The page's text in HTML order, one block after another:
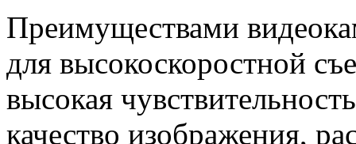
Преимуществами
для высокоскоростной
высокая
качество изображения,